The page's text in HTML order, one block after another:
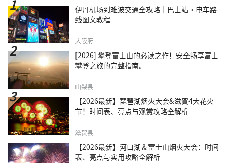
伊丹机场到难波交通全攻略｜巴士站・电车路
线图文教程
大阪府
[2026] 攀登富士山的必读之作！安全畅享富士
攀登之旅的完整指南。
山梨县
【2026最新】琵琶湖烟火大会&滋賀4大花火
节！时间表、亮点与观赏攻略全解析
滋贺县
【2026最新】河口湖＆富士山烟火大会：时间
表、亮点与实用攻略全解析